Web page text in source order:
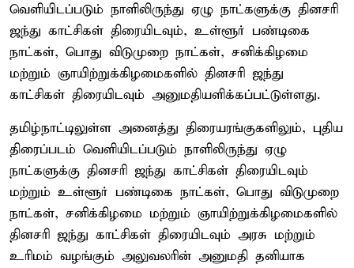
வெளியிடப்படும் நாளிலிருந்து ஏழு நாட்களுக்கு தினசரி
ஜந்து காட்சிகள் திரையிடவும், உள்ளூர் பண்டிகை
நாட்கள், பொது விடுமுறை நாட்கள், சனிக்கிழமை
மற்றும் ஞாயிற்றுக்கிழமைகளில் தினசரி ஜந்து
காட்சிகள் திரையிடவும் அனுமதியளிக்கப்பட்டுள்ளது.
தமிழ்நாட்டிலுள்ள அனைத்து திரையரங்குகளிலும், புதிய
திரைப்படம் வெளியிடப்படும் நாளிலிருந்து ஏழு
நாட்களுக்கு தினசரி ஜந்து காட்சிகள் திரையிடவும்
மற்றும் உள்ளூர் பண்டிகை நாட்கள், பொது விடுமுறை
நாட்கள், சனிக்கிழமை மற்றும் ஞாயிற்றுக்கிழமைகளில்
தினசரி ஜந்து காட்சிகள் திரையிடவும் அரசு மற்றும்
உரிமம் வழங்கும் அலுவலரின் அனுமதி தனியாக